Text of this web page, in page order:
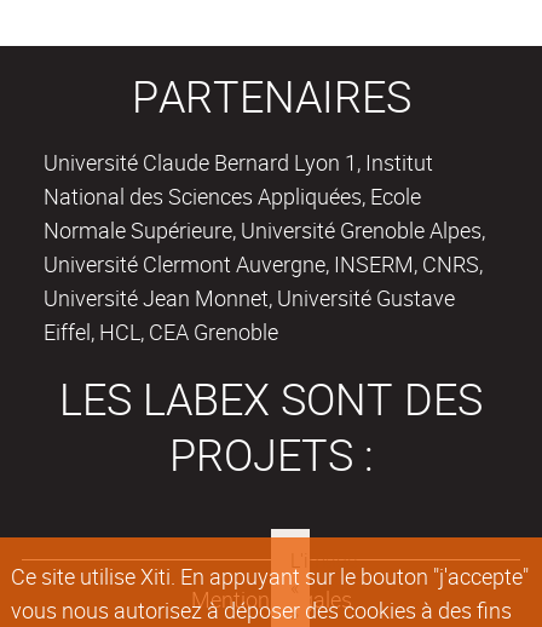
Ce site utilise Xiti. En appuyant sur le bouton "j'accepte"
vous nous autorisez à déposer des cookies à des fins
PARTENAIRES
Université Claude Bernard Lyon 1, Institut
National des Sciences Appliquées, Ecole
Normale Supérieure, Université Grenoble Alpes,
Université Clermont Auvergne, INSERM, CNRS,
Université Jean Monnet, Université Gustave
Eiffel, HCL, CEA Grenoble
LES LABEX SONT DES
PROJETS :
Mentions légales